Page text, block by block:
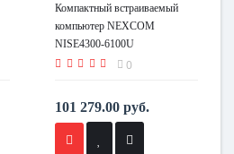
Компактный встраиваемый
компьютер NEXCOM
NISE4300-6100U
0
101 279.00 руб.